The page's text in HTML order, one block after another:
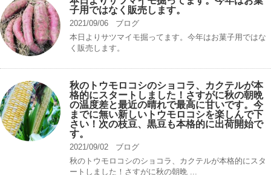
子用ではなく販売します。
2021/09/06
ブログ
本日よりサツマイモ掘ってます。今年はお菓子用ではな
く販売します。
秋のトウモロコシのショコラ、カクテルが本
格的にスタートしました！さすがに秋の朝晩
の温度差と最近の晴れで最高に甘いです。今
までに無い新しいトウモロコシを楽しんで下
さい！次の枝豆、黒豆も本格的に出荷開始で
す。
2021/09/02
ブログ
秋のトウモロコシのショコラ、カクテルが本格的にスタ
ートしました！さすがに秋の朝晩 ...